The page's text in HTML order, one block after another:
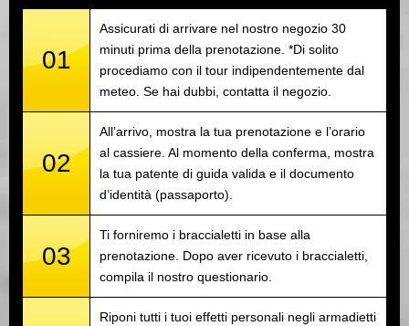
01
Assicurati di arrivare nel nostro negozio 30
minuti prima della prenotazione. *Di solito
procediamo con il tour indipendentemente dal
meteo. Se hai dubbi, contatta il negozio.
02
All’arrivo, mostra la tua prenotazione e l’orario
al cassiere. Al momento della conferma, mostra
la tua patente di guida valida e il documento
d’identità (passaporto).
03
Ti forniremo i braccialetti in base alla
prenotazione. Dopo aver ricevuto i braccialetti,
compila il nostro questionario.
Riponi tutti i tuoi effetti personali negli armadietti